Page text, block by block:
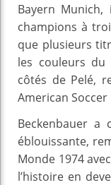
Bayern
champions à
que plusieurs
les couleurs
côtés de Pelé,
American Soccer
Beckenbauer a
éblouissante,
Monde 1974
l’histoire en